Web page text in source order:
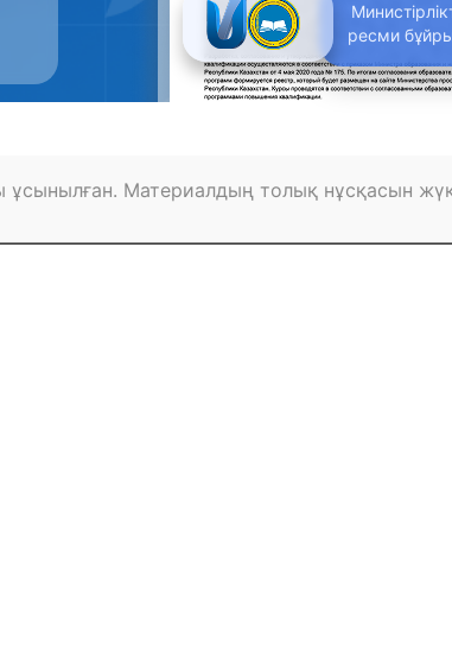
ресми
Материалдың толық нұсқасын